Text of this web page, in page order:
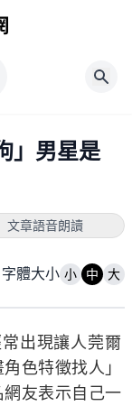
」男星是
文章語音朗讀
字體大小 小 中 大
出現讓人莞爾
色特徵找人」
友表示自己一